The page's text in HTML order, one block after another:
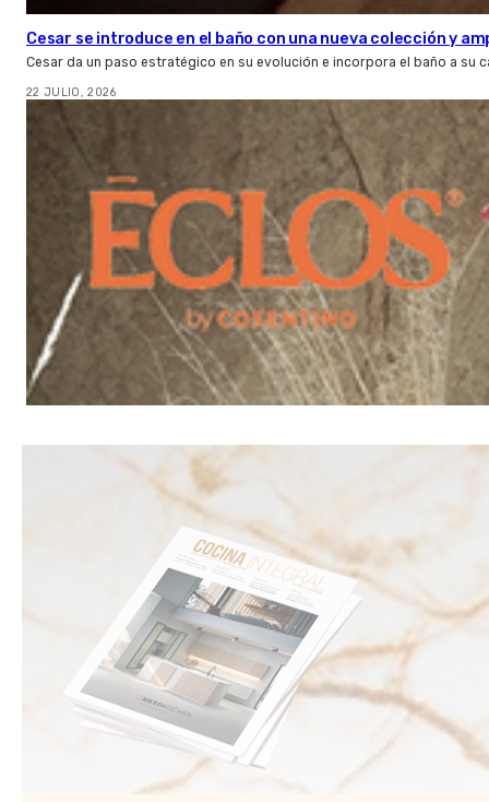
Cesar se introduce en el baño con una nueva colección y
Cesar da un paso estratégico en su evolución e incorpora el baño a su
22 JULIO, 2026